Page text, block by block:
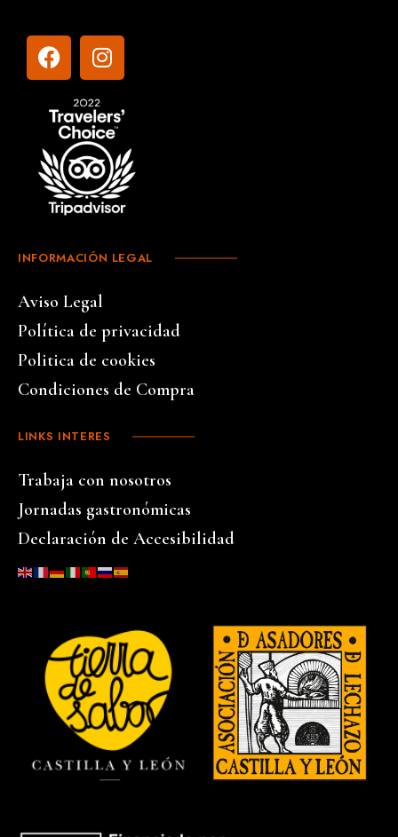
INFORMACIÓN LEGAL
Aviso Legal
Política de privacidad
Politica de cookies
Condiciones de Compra
LINKS INTERES
Trabaja con nosotros
Jornadas gastronómicas
Declaración de Accesibilidad